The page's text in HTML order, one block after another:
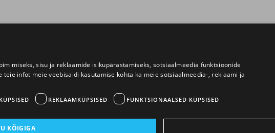
sisu ja reklaamide isikupärastamiseks, sotsiaalmeedia funktsioonide
teie infot meie veebisaidi kasutamise kohta ka meie sotsiaalmeedia-, reklaami ja
REKLAAMKÜPSISED FUNKTSIONAALSED KÜPSISED
KÕIGIGA